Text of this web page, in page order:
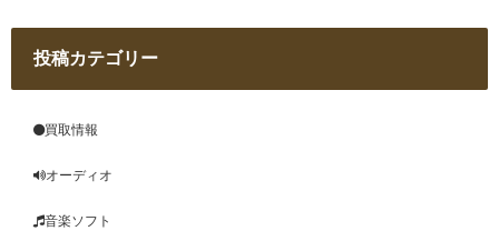
投稿カテゴリー
買取情報
オーディオ
音楽ソフト